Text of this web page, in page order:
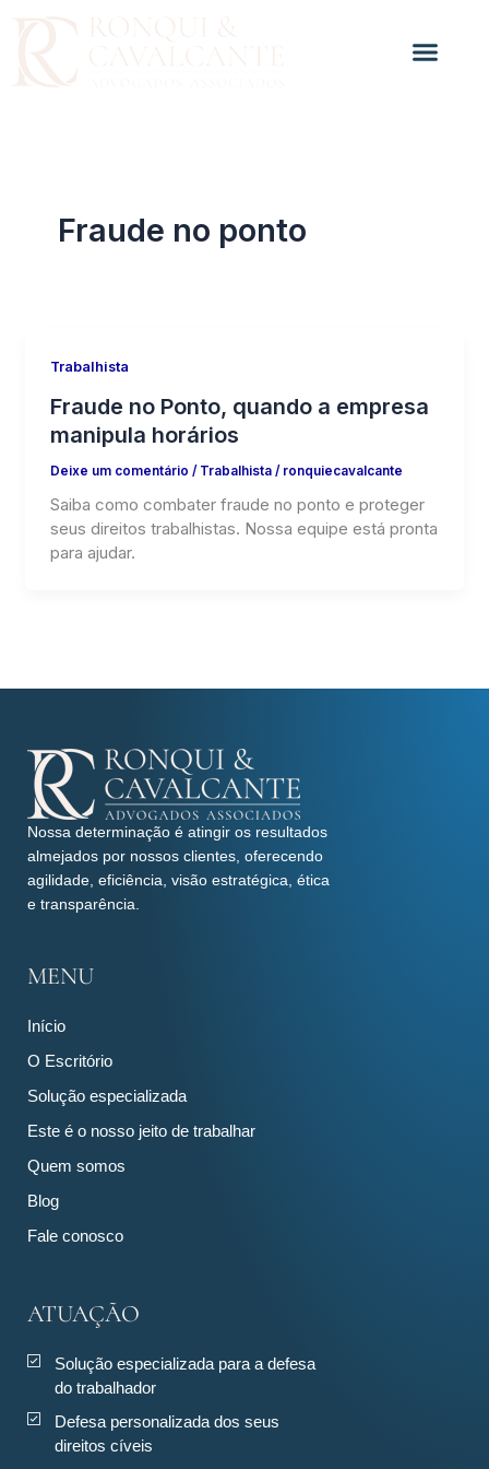
Fraude no ponto
Trabalhista
Fraude no Ponto, quando a empresa
manipula horários
Deixe um comentário / Trabalhista/ ronquiecavalcante
Saiba como combater fraude no ponto e proteger
seus direitos trabalhistas. Nossa equipe está pronta
para ajudar.
Nossa determinação é atingir os resultados
almejados por nossos clientes, oferecendo
agilidade, eficiência, visão estratégica, ética
e transparência.
MENU
Início
O Escritório
Solução especializada
Este é o nosso jeito de trabalhar
Quem somos
Blog
Fale conosco
ATUAÇÃO
Solução especializada para a defesa
do trabalhador
Defesa personalizada dos seus
direitos cíveis